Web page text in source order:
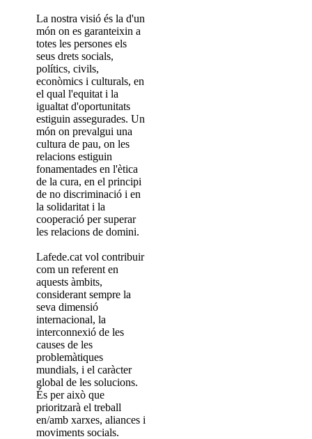
La nostra visió és la d'un
món on es garanteixin a
totes les persones els
seus drets socials,
polítics, civils,
econòmics i culturals, en
el qual l'equitat i la
igualtat d'oportunitats
estiguin assegurades. Un
món on prevalgui una
cultura de pau, on les
relacions estiguin
fonamentades en l'ètica
de la cura, en el principi
de no discriminació i en
la solidaritat i la
cooperació per superar
les relacions de domini.
Lafede.cat vol contribuir
com un referent en
aquests àmbits,
considerant sempre la
seva dimensió
internacional, la
interconnexió de les
causes de les
problemàtiques
mundials, i el caràcter
global de les solucions.
És per això que
prioritzarà el treball
en/amb xarxes, aliances i
moviments socials.